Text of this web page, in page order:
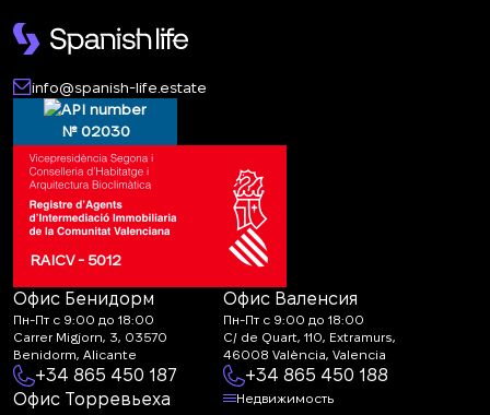
info@spanish-life.estate
№ 02030
RAICV - 5012
Офис Бенидорм
Пн-Пт с 9:00 до 18:00
Carrer Migjorn, 3, 03570
Benidorm, Alicante
+34 865 450 187
Офис Валенсия
Пн-Пт с 9:00 до 18:00
C/ de Quart, 110, Extramurs,
46008 València, Valencia
+34 865 450 188
Офис Торревьеха
Недвижимость